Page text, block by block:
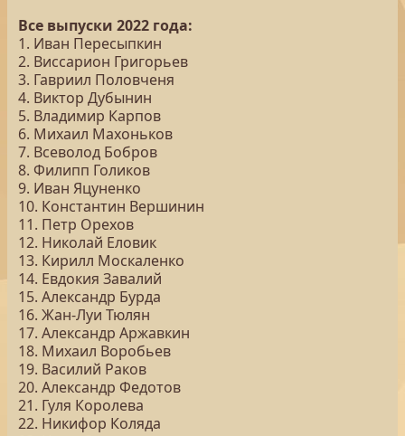
Все выпуски 2022 года:
1. Иван Пересыпкин
2. Виссарион Григорьев
3. Гавриил Половченя
4. Виктор Дубынин
5. Владимир Карпов
6. Михаил Махоньков
7. Всеволод Бобров
8. Филипп Голиков
9. Иван Яцуненко
10. Константин Вершинин
11. Петр Орехов
12. Николай Еловик
13. Кирилл Москаленко
14. Евдокия Завалий
15. Александр Бурда
16. Жан-Луи Тюлян
17. Александр Аржавкин
18. Михаил Воробьев
19. Василий Раков
20. Александр Федотов
21. Гуля Королева
22. Никифор Коляда